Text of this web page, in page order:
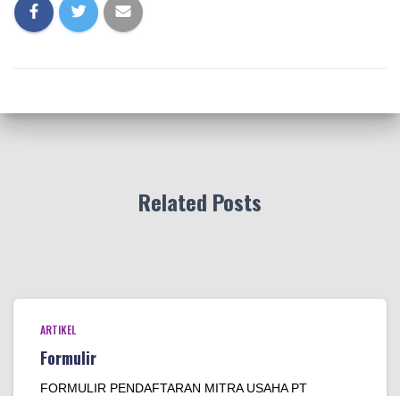
Related Posts
ARTIKEL
Formulir
FORMULIR PENDAFTARAN MITRA USAHA PT